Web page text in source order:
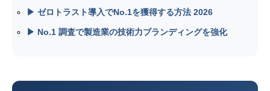
▶ ゼロトラスト導入でNo.1を獲得する方法 2026
▶ No.1 調査で製造業の技術力ブランディングを強化